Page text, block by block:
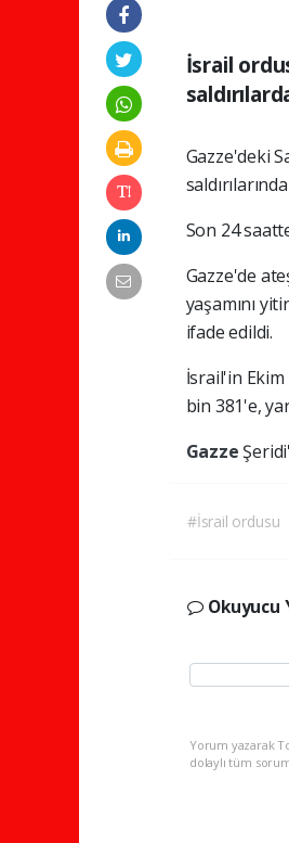
İsrail
Gazze'deki
Son 24
Gazze'de
yaşamını
ifade edildi.
İsrail'in
bin 381'e,
Gazze
#İsrail ordusu
Okuyucu
Yorum yazarak
dolaylı tüm